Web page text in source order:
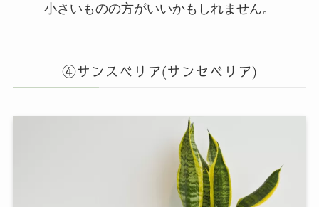
小さいものの方がいいかもしれません。
④サンスベリア(サンセベリア)